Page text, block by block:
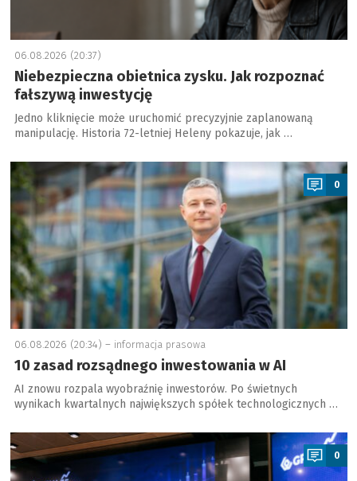
06.08.2026 (20:37)
Niebezpieczna obietnica zysku. Jak rozpoznać
fałszywą inwestycję
Jedno kliknięcie może uruchomić precyzyjnie zaplanowaną
manipulację. Historia 72-letniej Heleny pokazuje, jak …
a
0
06.08.2026 (20:34) – informacja prasowa
10 zasad rozsądnego inwestowania w AI
AI znowu rozpala wyobraźnię inwestorów. Po świetnych
wynikach kwartalnych największych spółek technologicznych …
a
0